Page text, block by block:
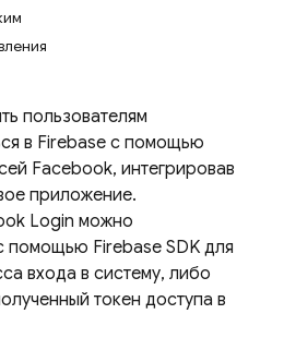
пользователям
в Firebase с помощью
Facebook, интегрировав
приложение.
Login можно
помощью Firebase SDK для
входа в систему, либо
токен доступа в